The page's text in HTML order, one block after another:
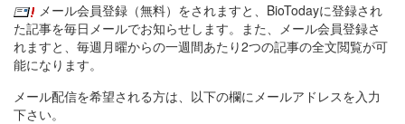
メール会員登録（無料）をされますと、BioTodayに登録され
た記事を毎日メールでお知らせします。また、メール会員登録さ
れますと、毎週月曜からの一週間あたり2つの記事の全文閲覧が可
能になります。
メール配信を希望される方は、以下の欄にメールアドレスを入力
下さい。